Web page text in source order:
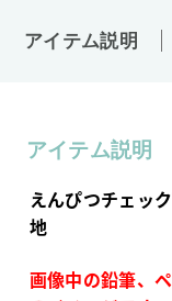
アイテム説明
アイテム説明
えんぴつチェッ
地
画像中の鉛筆、